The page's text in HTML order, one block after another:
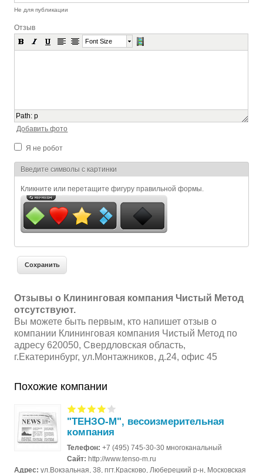
Не для публикации
Отзыв
Font Size
Path:p
Добавить фото
Я не робот
Я спамер
Введите символы с картинки
Кликните или перетащите фигуру правильной формы.
Отзывы о Клининговая компания Чистый Метод
отсутствуют.
Вы можете быть первым, кто напишет отзыв о
компании Клининговая компания Чистый Метод по
адресу 620050, Свердловская область,
г.Екатеринбург, ул.Монтажников, д.24, офис 45
Похожие компании
"ТЕНЗО-М", весоизмерительная
компания
Телефон:+7 (495) 745-30-30 многоканальный
Сайт:http://www.tenso-m.ru
Адрес:ул.Вокзальная, 38, пгт.Красково, Люберецкий р-н, Московская